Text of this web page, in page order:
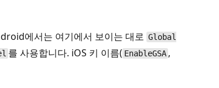
에서는 여기에서 보이는 대로 Global
를 사용합니다. iOS 키 이름( EnableGSA ,